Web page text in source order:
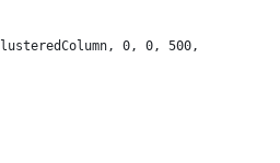
0, 0, 500, 500);